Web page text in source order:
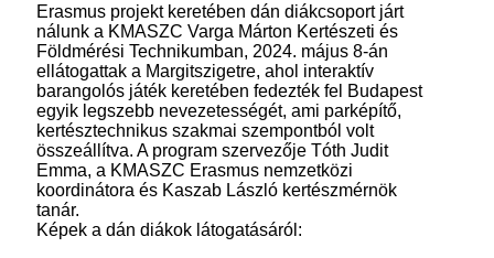
Erasmus projekt keretében dán diákcsoport járt
nálunk a KMASZC Varga Márton Kertészeti és
Földmérési Technikumban, 2024. május 8-án
ellátogattak a Margitszigetre, ahol interaktív
barangolós játék keretében fedezték fel Budapest
egyik legszebb nevezetességét, ami parképítő,
kertésztechnikus szakmai szempontból volt
összeállítva. A program szervezője Tóth Judit
Emma, a KMASZC Erasmus nemzetközi
koordinátora és Kaszab László kertészmérnök
tanár.
Képek a dán diákok látogatásáról: